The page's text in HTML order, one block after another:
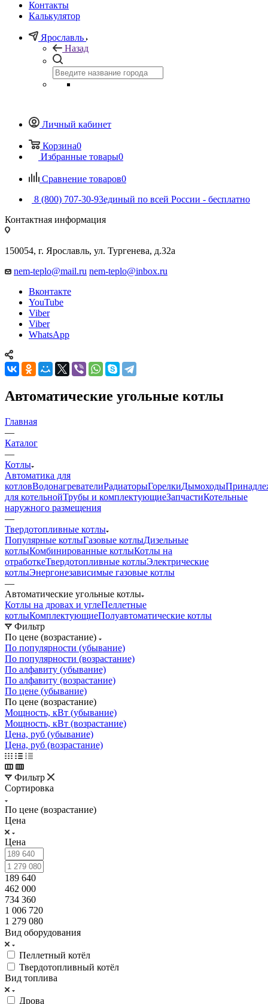
Контакты
Калькулятор
Ярославль
Назад
Личный кабинет
Корзина0
Избранные товары0
Сравнение товаров0
8 (800) 707-30-93единый по всей России - бесплатно
Контактная информация
150054, г. Ярославль, ул. Тургенева, д.32а
nem-teplo@mail.ru nem-teplo@inbox.ru
Вконтакте
YouTube
Viber
Viber
WhatsApp
Автоматические угольные котлы
Главная
—
Каталог
—
Котлы
Автоматика для
котловВодонагревателиРадиаторыГорелкиДымоходы
для котельнойТрубы и комплектующиеЗапчастиКотельные
наружного размещения
—
Твердотопливные котлы
Популярные котлыГазовые котлыДизельные
котлыКомбинированные котлыКотлы на
отработкеТвердотопливные котлыЭлектрические
котлыЭнергонезависимые газовые котлы
—
Автоматические угольные котлы
Котлы на дровах и углеПеллетные
котлыКомплектующиеПолуавтоматические котлы
Фильтр
По цене (возрастание)
По популярности (убывание)
По популярности (возрастание)
По алфавиту (убывание)
По алфавиту (возрастание)
По цене (убывание)
По цене (возрастание)
Мощность, кВт (убывание)
Мощность, кВт (возрастание)
Цена, руб (убывание)
Цена, руб (возрастание)
Фильтр
Сортировка
По цене (возрастание)
Цена
Цена
189 640
462 000
734 360
1 006 720
1 279 080
Вид оборудования
Пеллетный котёл
Твердотопливный котёл
Вид топлива
Дрова